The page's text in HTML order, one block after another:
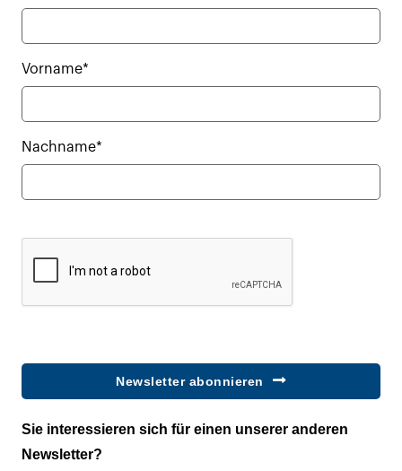
Vorname*
Nachname*
Newsletter abonnieren
Sie interessieren sich für einen unserer anderen
Newsletter?